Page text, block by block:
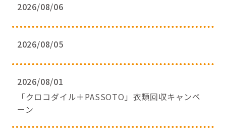
2026/08/06
2026/08/05
2026/08/01
「クロコダイル＋PASSOTO」衣類回収キャンペ
ーン